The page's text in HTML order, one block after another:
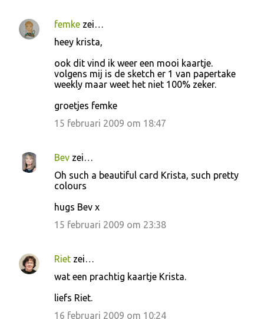
R
femke zei…
heey krista,
ook dit vind ik weer een mooi kaartje.
volgens mij is de sketch er 1 van papertake
weekly maar weet het niet 100% zeker.
groetjes femke
15 februari 2009 om 18:47
Bev zei…
Oh such a beautiful card Krista, such pretty
colours
hugs Bev x
15 februari 2009 om 23:38
Riet zei…
wat een prachtig kaartje Krista.
liefs Riet.
16 februari 2009 om 10:24